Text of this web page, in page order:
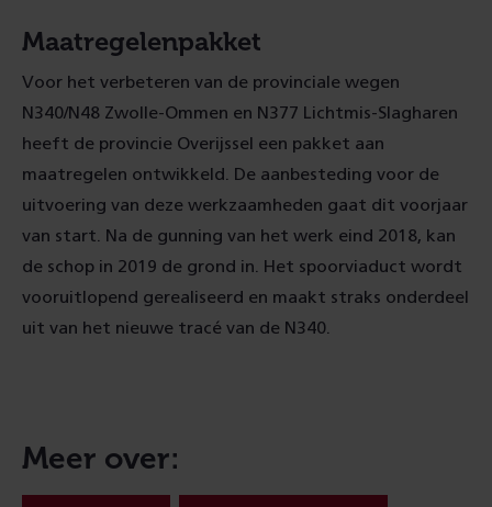
Maatregelenpakket
Voor het verbeteren van de provinciale wegen
N340/N48 Zwolle-Ommen en N377 Lichtmis-Slagharen
heeft de provincie Overijssel een pakket aan
maatregelen ontwikkeld. De aanbesteding voor de
uitvoering van deze werkzaamheden gaat dit voorjaar
van start. Na de gunning van het werk eind 2018, kan
de schop in 2019 de grond in. Het spoorviaduct wordt
vooruitlopend gerealiseerd en maakt straks onderdeel
uit van het nieuwe tracé van de N340.
Meer over: